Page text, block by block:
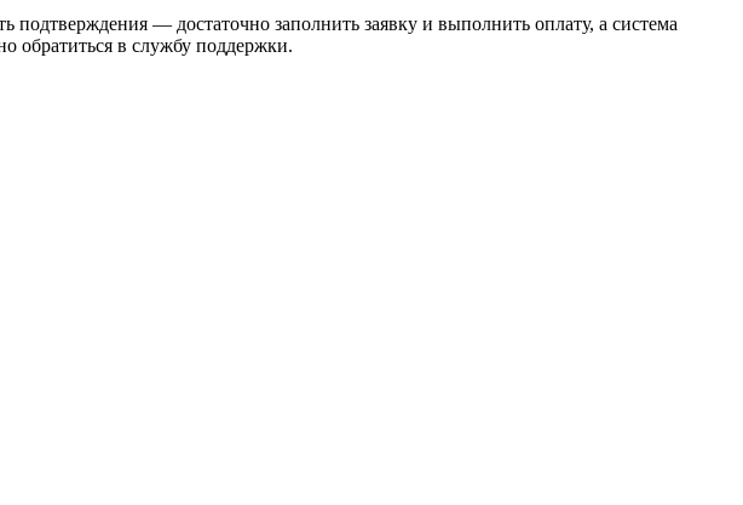
— достаточно заполнить заявку и выполнить оплату, а система
обратиться в службу поддержки.